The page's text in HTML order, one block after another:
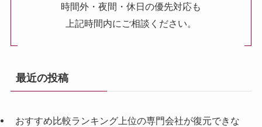
時間外・夜間・休日の優先対応も
上記時間内にご相談ください。
最近の投稿
おすすめ比較ランキング上位の専門会社が復元できな